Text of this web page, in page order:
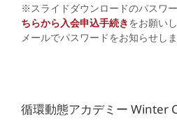
※スライドダウンロードのパスワ
ちらから入会申込手続きをお願い
メールでパスワードをお知らせし
循環動態アカデミー Winter